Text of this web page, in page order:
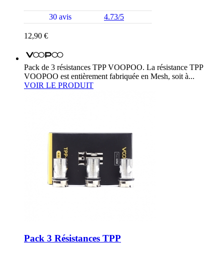
30 avis 4.73/5
12,90 €
Pack de 3 résistances TPP VOOPOO. La résistance TPP
VOOPOO est entièrement fabriquée en Mesh, soit à...
VOIR LE PRODUIT
Pack 3 Résistances TPP